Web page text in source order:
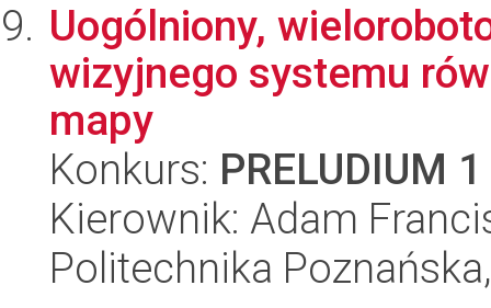
Uogólniony,
wizyjnego systemu
mapy
Konkurs: PRELUDIUM 1
Kierownik: Adam
Politechnika